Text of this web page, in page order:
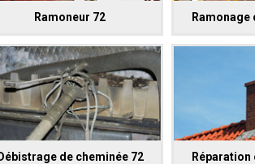
Ramoneur 72 Ramonage
Débistrage de cheminée 72 Réparation